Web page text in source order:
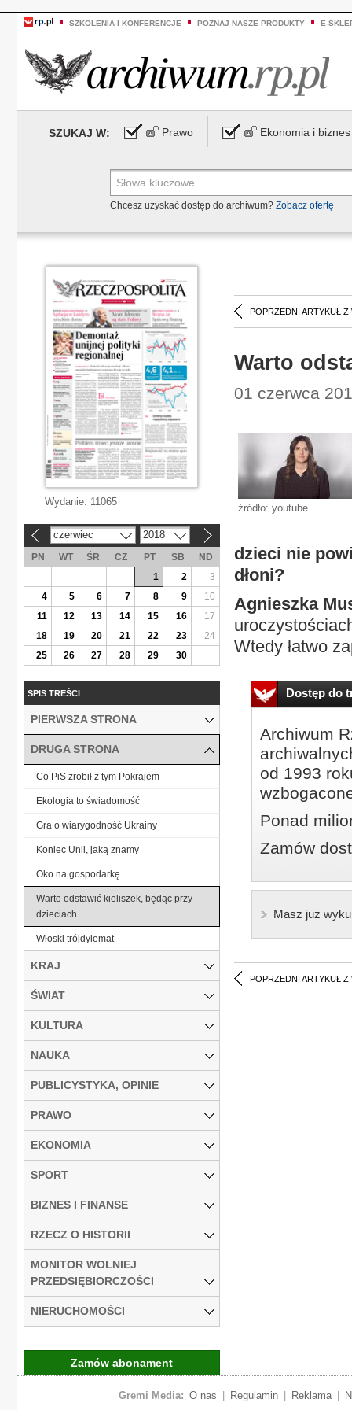
SZKOLENIA I KONFERENCJE POZNAJ NASZE PRODUKTY E-
SZUKAJ W: Prawo Ekonomia i biznes
Chcesz uzyskać dostęp do archiwum? Zobacz ofertę
POPRZEDNI ARTYKUŁ Z
Warto
01 czerwca
źródło: youtube
dzieci nie
dłoni?
Agnieszka
Wtedy łatwo
Dostęp do
Archiwum
od 1993
Ponad
Zamów
Masz już
POPRZEDNI ARTYKUŁ Z
Wydanie: 11065
czerwiec 2018
PN WT ŚR CZ PT SB
ND
1
2
3
4
5 6 7 8 9
10
11
12 13 14 15 16
17
18
19 20 21 22 23
24
25
26 27 28 29 30
SPIS TREŚCI
PIERWSZA STRONA
DRUGA STRONA
Co PiS zrobił z tym Pokrajem
Ekologia to świadomość
Gra o wiarygodność Ukrainy
Koniec Unii, jaką znamy
Oko na gospodarkę
Warto odstawić kieliszek, będąc przy
dzieciach
Włoski trójdylemat
KRAJ
ŚWIAT
KULTURA
NAUKA
PUBLICYSTYKA, OPINIE
PRAWO
EKONOMIA
SPORT
BIZNES I FINANSE
RZECZ O HISTORII
MONITOR WOLNIEJ
PRZEDSIĘBIORCZOŚCI
NIERUCHOMOŚCI
Zamów abonament
Gremi Media: O nas Regulamin Reklama